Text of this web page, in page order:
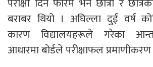
बराबर थियो । अघिल्ला दुई वर्ष
कारण विद्यालयहरूले गरेका
आधारमा बोर्डले परीक्षाफल प्रमाणीकरण